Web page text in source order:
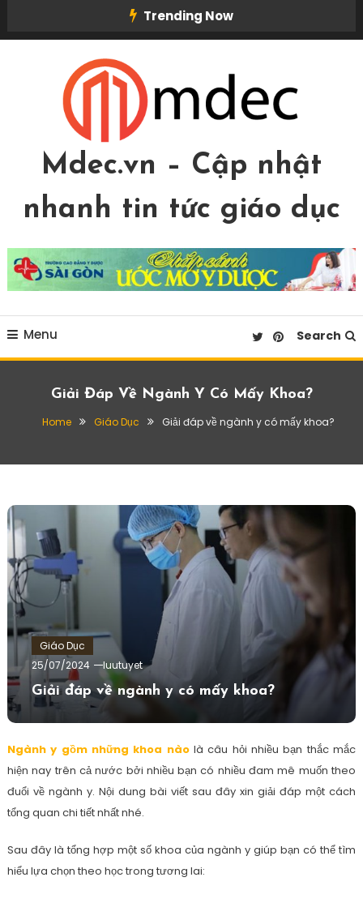
Trending Now
Mdec.vn – Cập nhật
nhanh tin tức giáo dục
Menu Search
Giải Đáp Về Ngành Y Có Mấy Khoa?
Home Giáo Dục Giải đáp về ngành y có mấy khoa?
Giáo Dục
25/07/2024
luutuyet
Giải đáp về ngành y có mấy khoa?
Ngành y gồm những khoa nàolà câu hỏi nhiều bạn thắc mắc
hiện nay trên cả nước bởi nhiều bạn có nhiều đam mê muốn theo
đuổi về ngành y. Nội dung bài viết sau đây xin giải đáp một cách
tổng quan chi tiết nhất nhé.
Sau đây là tổng hợp một số khoa của ngành y giúp bạn có thể tìm
hiểu lựa chọn theo học trong tương lai: